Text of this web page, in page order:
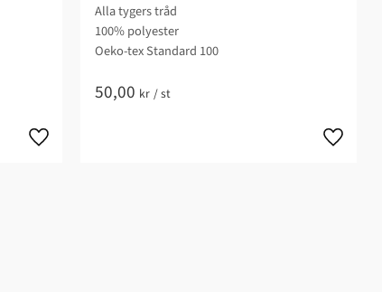
Alla tygers tråd
100% polyester
Oeko-tex Standard 100
50,00 kr /st